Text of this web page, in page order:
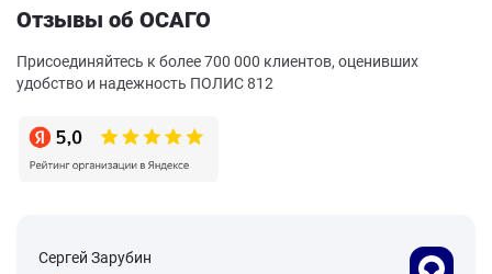
Отзывы об ОСАГО
Присоединяйтесь к более 700 000 клиентов, оценивших
удобство и надежность ПОЛИС 812
Сергей Зарубин